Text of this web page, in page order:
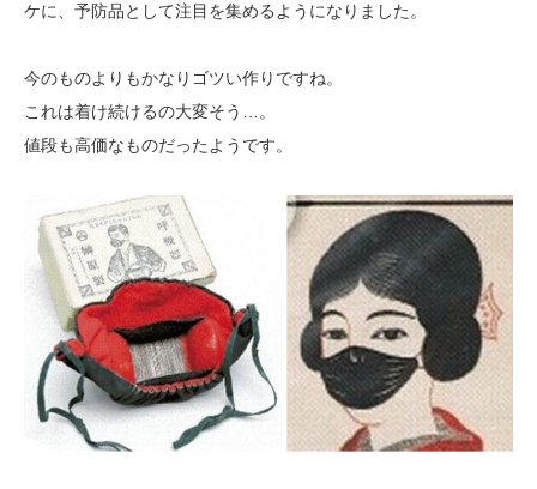
ケに、予防品として注目を集めるようになりました。
今のものよりもかなりゴツい作りですね。
これは着け続けるの大変そう…。
値段も高価なものだったようです。